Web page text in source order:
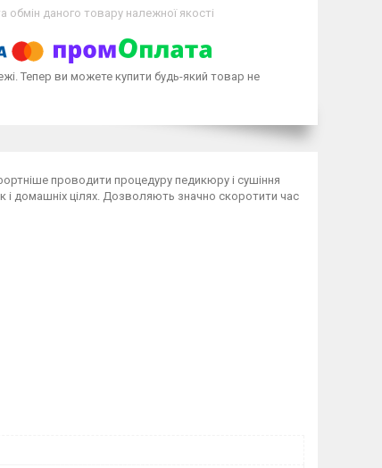
даного товару належної якості
Тепер ви можете купити будь-який товар не
проводити процедуру педикюру і сушіння
домашніх цілях. Дозволяють значно скоротити час